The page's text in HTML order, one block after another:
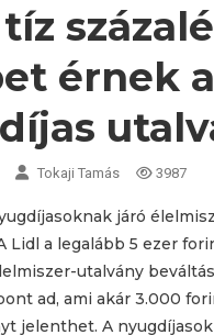
érnek a
Tokaji Tamás 3987
járó
Lidl a legalább 5 ezer
utalvány
ad, ami akár 3.000
jelenthet. A